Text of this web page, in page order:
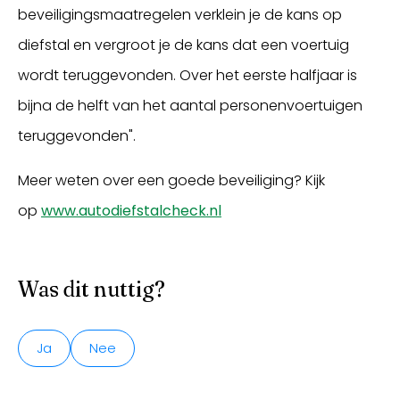
beveiligingsmaatregelen verklein je de kans op
diefstal en vergroot je de kans dat een voertuig
wordt teruggevonden. Over het eerste halfjaar is
bijna de helft van het aantal personenvoertuigen
teruggevonden".
Meer weten over een goede beveiliging? Kijk
op www.autodiefstalcheck.nl
Was dit nuttig?
Ja Nee